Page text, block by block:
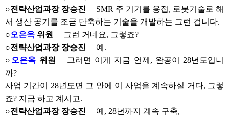
○전략산업과장 장승진
SMR 주 기기를 용접, 로봇기술로 해
서 생산 공기를 조금 단축하는 기술을 개발하는 그런 겁니다.
○오은옥 위원
그런 거네요, 그렇죠?
○전략산업과장 장승진
예.
○ 오은옥 위원
그러면 이게 지금 언제, 완공이 28년도입니
까?
사업 기간이 28년도면 그 안에 이 사업을 계속하실 거다, 그렇
죠? 지금 하고 계시고.
○전략산업과장 장승진
예, 28년까지 계속 구축,